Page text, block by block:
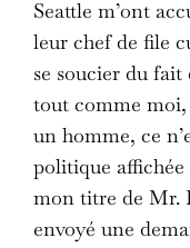
Seattle m’ont
leur chef de file
se soucier du fait
tout comme moi,
un homme, ce
politique affichée
mon titre de Mr.
envoyé une